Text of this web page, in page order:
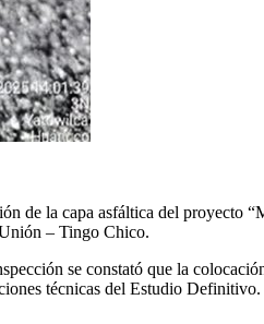
de la capa asfáltica del proyecto
– Tingo Chico.
se constató que la
técnicas del Estudio